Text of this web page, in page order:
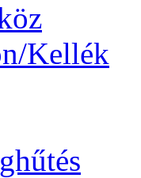
Kellék